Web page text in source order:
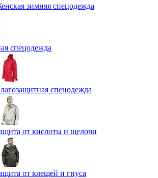
зимняя спецодежда
спецодежда
спецодежда
от кислоты и щелочи
от клещей и гнуса